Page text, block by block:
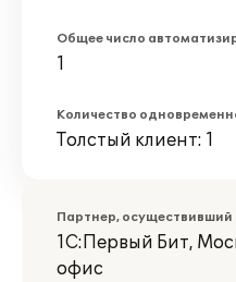
Общее число
1
Количество
Толстый клиент: 1
Партнер,
1С:Первый Бит,
офис